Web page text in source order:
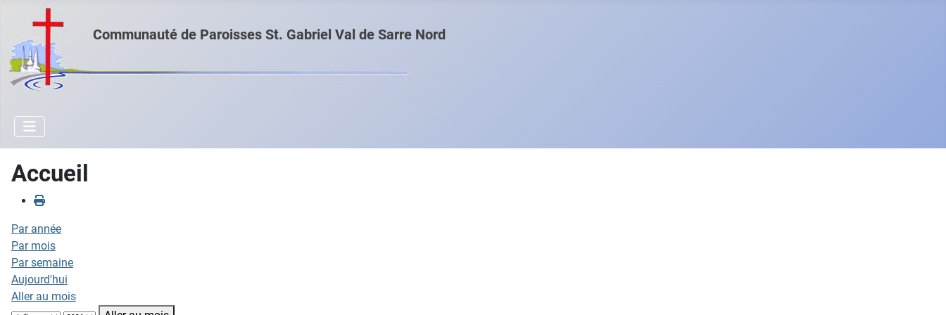
Communauté de Paroisses St. Gabriel Val de Sarre Nord
Accueil
Par année
Par mois
Par semaine
Aujourd'hui
Aller au mois